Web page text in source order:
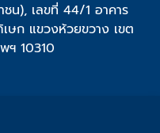
น), เลขที่ 44/1 อาคาร
ษก แขวงห้วยขวาง เขต
ฯ 10310